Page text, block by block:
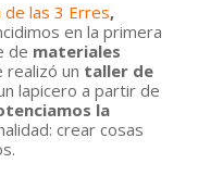
de las 3 Erres,
en la primera
de materiales
realizó un taller de
lapicero a partir de
la
crear cosas